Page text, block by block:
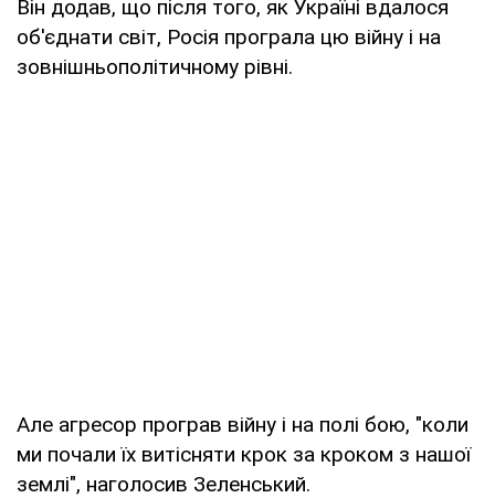
Він додав, що після того, як Україні вдалося
об'єднати світ, Росія програла цю війну і на
зовнішньополітичному рівні.
Але агресор програв війну і на полі бою, "коли
ми почали їх витісняти крок за кроком з нашої
землі", наголосив Зеленський.